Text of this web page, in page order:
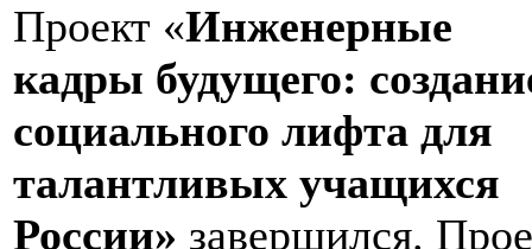
Проект «Инженерные
кадры будущего:
социального лифта для
талантливых учащихся
России» завершился.